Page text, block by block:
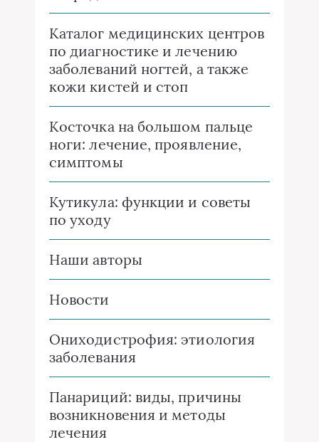
Каталог медицинских центров
по диагностике и лечению
заболеваний ногтей, а также
кожи кистей и стоп
Косточка на большом пальце
ноги: лечение, проявление,
симптомы
Кутикула: функции и советы
по уходу
Наши авторы
Новости
Ониходистрофия: этиология
заболевания
Панариций: виды, причины
возникновения и методы
лечения